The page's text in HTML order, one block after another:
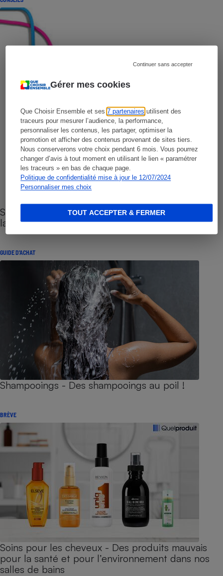
Gérer mes cookies
Que Choisir Ensemble et ses7 partenaires utilisent des
traceurs pour mesurer l’audience, la performance,
personnaliser les contenus, les partager, optimiser la
promotion et afficher des contenus provenant de sites tiers.
Nous conserverons votre choix pendant 6 mois. Vous pourrez
changer d’avis à tout moment en utilisant le lien « paramétrer
les traceurs » en bas de chaque page.
Politique de confidentialité mise à jour le 12/07/2024
Personnaliser mes choix
Continuer sans accepter
TOUT ACCEPTER & FERMER
Sites de rencontres - Nos conseils pour vous
lancer
GUIDE D'ACHAT
Shampooings - Des shampooings au poil !
BRÈVE
Soins pour les cheveux - Des produits mauvais
pour la santé et pour l’environnement dans nos
salles de bains